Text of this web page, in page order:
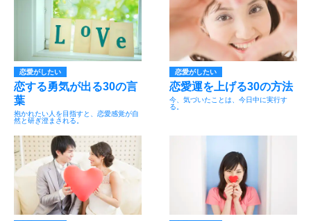
恋愛がしたい
恋する勇気が出る30の言
葉
抱かれたい人を目指すと、恋愛感覚が自
然と研ぎ澄まされる。
恋愛がしたい
恋愛運を上げる30の方法
今、気づいたことは、今日中に実行す
る。